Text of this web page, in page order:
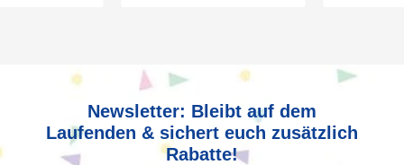
Newsletter: Bleibt auf dem
Laufenden & sichert euch zusätzlich
Rabatte!